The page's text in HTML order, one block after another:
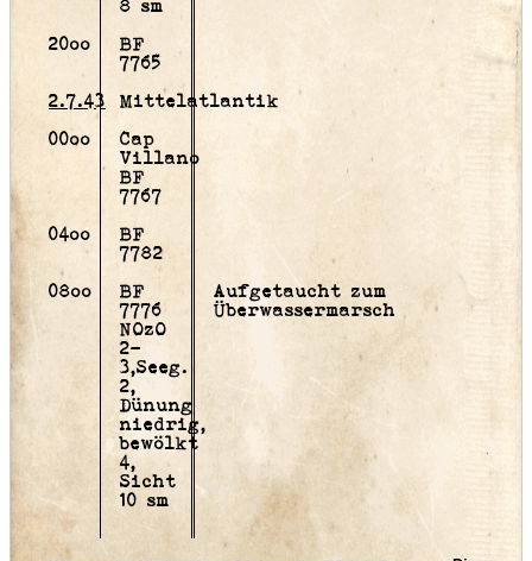
8 sm
20oo
BF
7765
2.7.43
Mittelatlantik
00oo
Cap
Villano
BF
7767
04oo
BF
7782
08oo
BF
7776
NOzO
2-
3,Seeg.
2,
Dünung
niedrig,
bewölkt
4,
Sicht
10 sm
Aufgetaucht zum
Überwassermarsch